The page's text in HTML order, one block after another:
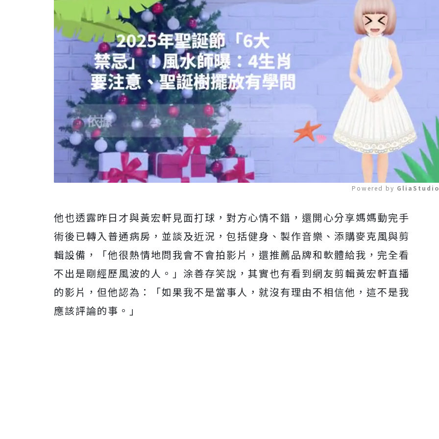
Mute
Powered by
他也透露昨日才與黃宏軒見面打球，對方心情不錯，還開心分享媽媽動完手
術後已轉入普通病房，並談及近況，包括健身、製作音樂、添購麥克風與剪
輯設備，「他很熱情地問我會不會拍影片，還推薦品牌和軟體給我，完全看
不出是剛經歷風波的人。」涂善存笑說，其實也有看到網友剪輯黃宏軒直播
的影片，但他認為：「如果我不是當事人，就沒有理由不相信他，這不是我
應該評論的事。」